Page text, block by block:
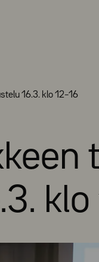
16.3. klo 12–16
klo